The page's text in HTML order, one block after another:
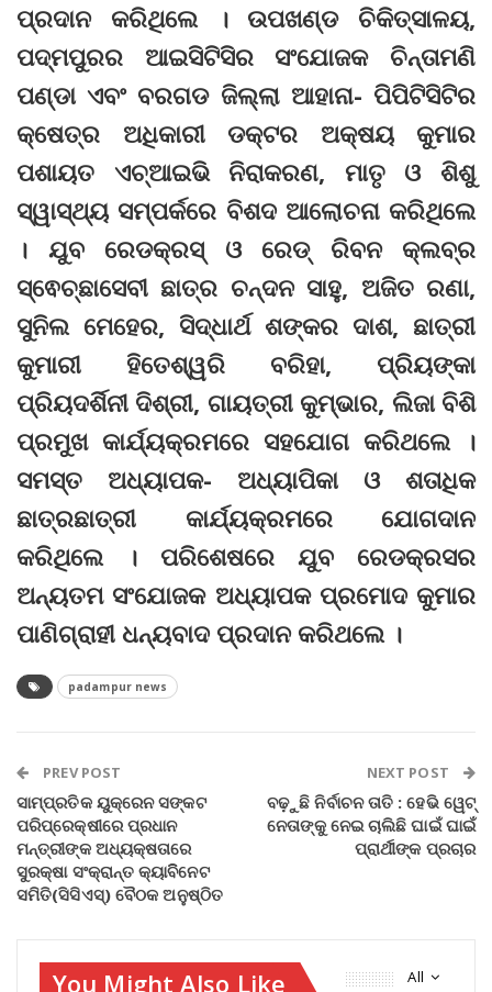
ପ୍ରଦାନ କରିଥିଲେ । ଉପଖଣ୍ଡ ଚିକିତ୍ସାଳୟ,
ପଦ୍ମପୁରର ଆଇସିଟିସିର ସଂଯୋଜକ ଚିନ୍ତାମଣି
ପଣ୍ଡା ଏବଂ ବରଗଡ ଜିଲ୍ଲା ଆହାନା- ପିପିଟିସିଟିର
କ୍ଷେତ୍ର ଅଧିକାରୀ ଡକ୍ଟର ଅକ୍ଷୟ କୁମାର
ପଶାୟତ ଏଚ୍‌ଆଇଭି ନିରାକରଣ, ମାତୃ ଓ ଶିଶୁ
ସ୍ୱାସ୍ଥ୍ୟ ସମ୍ପର୍କରେ ବିଶଦ ଆଲୋଚନା କରିଥିଲେ
। ଯୁବ ରେଡକ୍ରସ୍ ଓ ରେଡ୍‌ ରିବନ କ୍ଲବ୍‌ର
ସ୍ଵେଚ୍ଛାସେବୀ ଛାତ୍ର ଚନ୍ଦନ ସାହୁ, ଅଜିତ ରଣା,
ସୁନିଲ ମେହେର, ସିଦ୍ଧାର୍ଥ ଶଙ୍କର ଦାଶ, ଛାତ୍ରୀ
କୁମାରୀ ହିତେଶ୍ୱରି ବରିହା, ପ୍ରିୟଙ୍କା
ପ୍ରିୟଦର୍ଶିନୀ ଦିଶ୍ରୀ, ଗାୟତ୍ରୀ କୁମ୍ଭାର, ଲିଜା ବିଶି
ପ୍ରମୁଖ କାର୍ଯ୍ୟକ୍ରମରେ ସହଯୋଗ କରିଥଲେ ।
ସମସ୍ତ ଅଧ୍ୟାପକ- ଅଧ୍ୟାପିକା ଓ ଶତାଧିକ
ଛାତ୍ରଛାତ୍ରୀ କାର୍ଯ୍ୟକ୍ରମରେ ଯୋଗଦାନ
କରିଥିଲେ । ପରିଶେଷରେ ଯୁବ ରେଡକ୍ରସର
ଅନ୍ୟତମ ସଂଯୋଜକ ଅଧ୍ୟାପକ ପ୍ରମୋଦ କୁମାର
ପାଣିଗ୍ରାହୀ ଧନ୍ୟବାଦ ପ୍ରଦାନ କରିଥଲେ ।
padampur news
PREV POST
ସାମ୍ପ୍ରତିକ ୟୁକ୍ରେନ ସଙ୍କଟ
ପରିପ୍ରେକ୍ଷୀରେ ପ୍ରଧାନ
ମନ୍ତ୍ରୀଙ୍କ ଅଧ୍ୟକ୍ଷତାରେ
ସୁରକ୍ଷା ସଂକ୍ରାନ୍ତ କ୍ୟାବିିନେଟ
ସମିତି(ସିସିଏସ୍‌) ବୈଠକ ଅନୁଷ୍ଠିତ
NEXT POST
ବଢ଼ୁଛି ନିର୍ବାଚନ ତାତି : ହେଭି ୱେଟ୍‌
ନେତାଙ୍କୁ ନେଇ ଚାଲିଛି ଘାଇଁ ଘାଇଁ
ପ୍ରାର୍ଥୀଙ୍କ ପ୍ରଚାର
All
You Might Also Like